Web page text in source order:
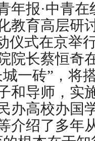
年报·中青
教育高层研
仪式在京举
院长蔡恒奇
一砖”，将
和导师，实
办高校办国
介绍了多年